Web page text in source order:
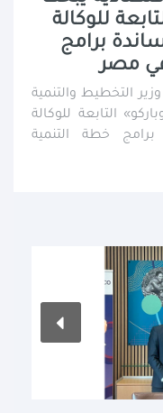
للوكالة
برامج
في مصر
التخطيط والتنمية
التابعة للوكالة
برامج خطة التنمية